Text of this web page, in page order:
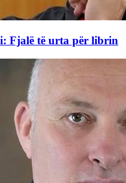
Fjalë të urta për librin